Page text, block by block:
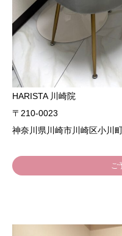
HARISTA 川崎院
〒210-0023
神奈川県川崎市川崎区小川
ご